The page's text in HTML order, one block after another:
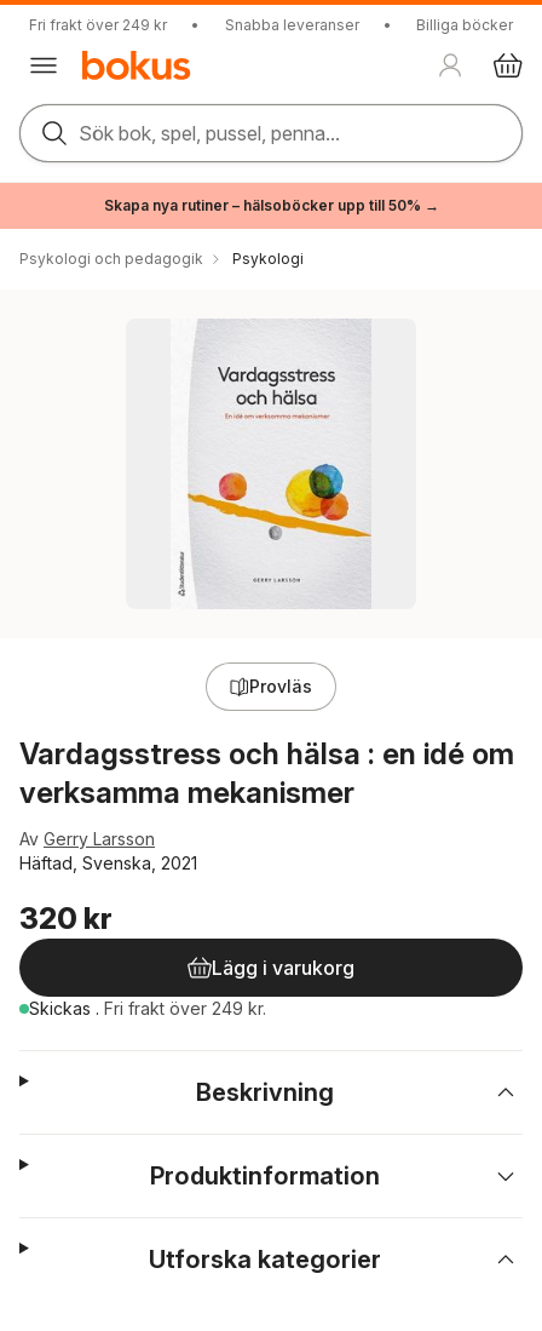
Fri frakt över 249 kr • Snabba leveranser • Billiga böcker
Sök bok, spel, pussel, penna...
Skapa nya rutiner – hälsoböcker upp till 50% →
Psykologi och pedagogik Psykologi
Provläs
Vardagsstress och hälsa : en idé om
verksamma mekanismer
Av Gerry Larsson
Häftad, Svenska, 2021
320 kr
Lägg i varukorg
Skickas . Fri frakt över 249 kr.
Beskrivning
Produktinformation
Utforska kategorier